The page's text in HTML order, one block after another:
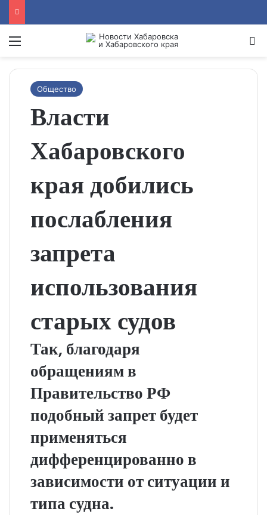
Menu
Общество
Власти
Хабаровского
края добились
послабления
запрета
использования
старых судов
Так, благодаря
обращениям в
Правительство РФ
подобный запрет будет
применяться
дифференцированно в
зависимости от ситуации и
типа судна.